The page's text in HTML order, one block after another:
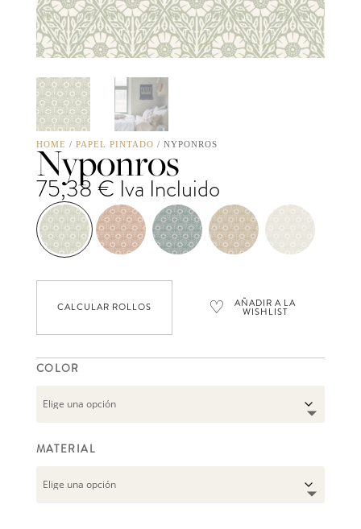
HOME / PAPEL PINTADO / NYPONROS
Nyponros
75,38 € Iva Incluido
CALCULAR ROLLOS ♡ AÑADIR A LA
WISHLIST
COLOR
MATERIAL